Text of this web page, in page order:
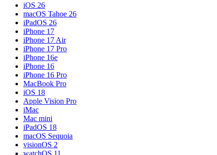
iOS 26
macOS Tahoe 26
iPadOS 26
iPhone 17
iPhone 17 Air
iPhone 17 Pro
iPhone 16e
iPhone 16
iPhone 16 Pro
MacBook Pro
iOS 18
Apple Vision Pro
iMac
Mac mini
iPadOS 18
macOS Sequoia
visionOS 2
watchOS 11